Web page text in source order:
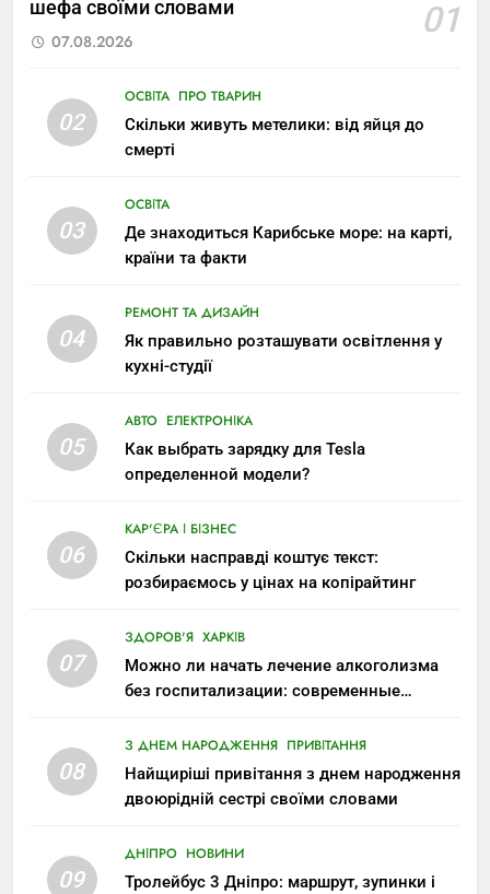
шефа своїми словами
01
07.08.2026
02
ОСВІТА ПРО ТВАРИН
Скільки живуть метелики: від яйця до
смерті
03
ОСВІТА
Де знаходиться Карибське море: на карті,
країни та факти
04
РЕМОНТ ТА ДИЗАЙН
Як правильно розташувати освітлення у
кухні-студії
05
АВТО ЕЛЕКТРОНІКА
Как выбрать зарядку для Tesla
определенной модели?
06
КАР'ЄРА І БІЗНЕС
Скільки насправді коштує текст:
розбираємось у цінах на копірайтинг
07
ЗДОРОВ'Я ХАРКІВ
Можно ли начать лечение алкоголизма
без госпитализации: современные
08
З ДНЕМ НАРОДЖЕННЯ ПРИВІТАННЯ
Найщиріші привітання з днем народження
двоюрідній сестрі своїми словами
09
ДНІПРО НОВИНИ
Тролейбус 3 Дніпро: маршрут, зупинки і